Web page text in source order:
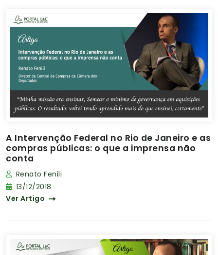
A Intervenção Federal no Rio de Janeiro e as
compras públicas: o que a imprensa não
conta
Renato Fenili
13/12/2018
Ver Artigo